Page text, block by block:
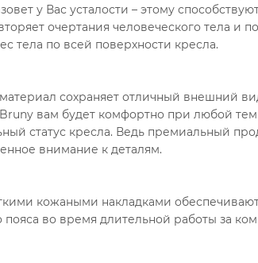
у Вас усталости – этому
очертания человеческого тела и
тела по всей поверхности кресла.
сохраняет отличный внешний
вам будет комфортно при любой
статус кресла. Ведь премиальный
внимание к деталям.
кожаными накладками
во время длительной работы за